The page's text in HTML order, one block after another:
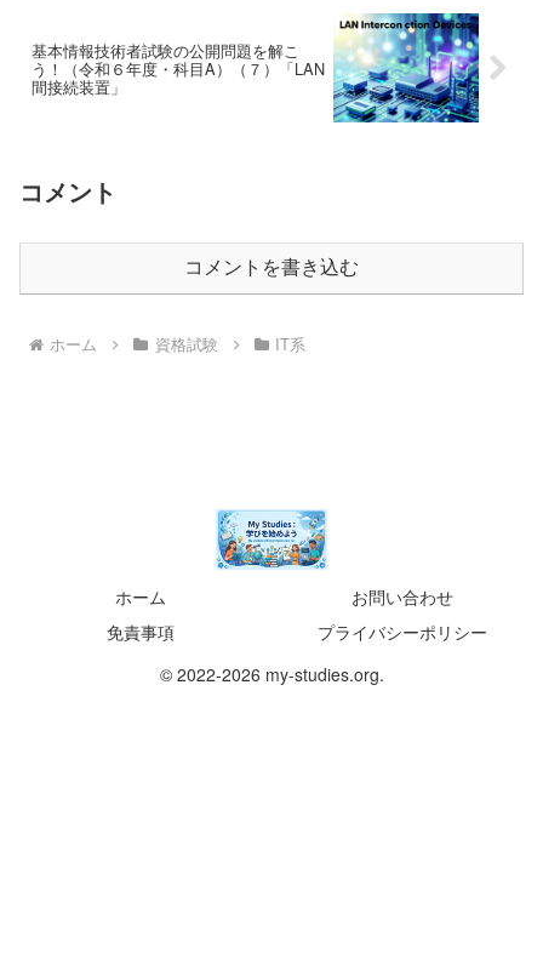
基本情報技術者試験の公開問題を解こ
う！（令和６年度・科目A）（７）「LAN
間接続装置」
コメント
コメントを書き込む
ホーム 資格試験 IT系
ホーム
お問い合わせ
免責事項
プライバシーポリシー
© 2022-2026 my-studies.org.